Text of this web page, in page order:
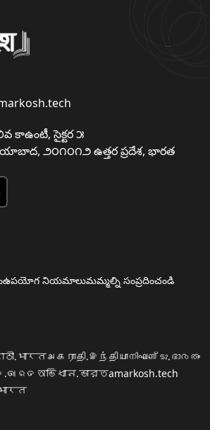
కాఉంటీ, సైక్టర ౫
౨౦౧౦౧౨ ఉత్తర ప్రదేశ, భారత
ఉపయోగ నియమాలుమమ్మల్ని సంప్రదించండి
அகராதி.இந்தியாനിഘണ്ടു.ഭാരതം
অভিধান.ভারতamarkosh.tech